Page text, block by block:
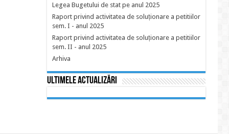
Legea Bugetului de stat pe anul 2025
Raport privind activitatea de soluționare a petitiilor
sem. I - anul 2025
Raport privind activitatea de soluționare a petitiilor
sem. II - anul 2025
Arhiva
Ultimele actualizări